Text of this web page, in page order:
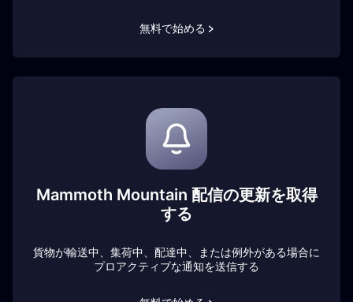
無料で始める >
Mammoth Mountain 配信の更新を取得
する
貨物が輸送中、集荷中、配達中、または例外がある場合に
プロアクティブな通知を送信する